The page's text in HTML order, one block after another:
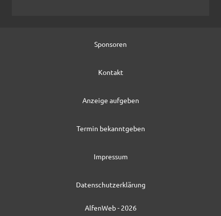
Sponsoren
Kontakt
Anzeige aufgeben
Termin bekanntgeben
Impressum
Datenschutzerklärung
AlfenWeb - 2026